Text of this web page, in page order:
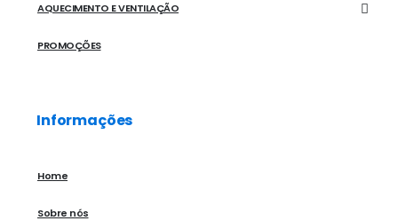
AQUECIMENTO E VENTILAÇÃO
PROMOÇÕES
Informações
Home
Sobre nós